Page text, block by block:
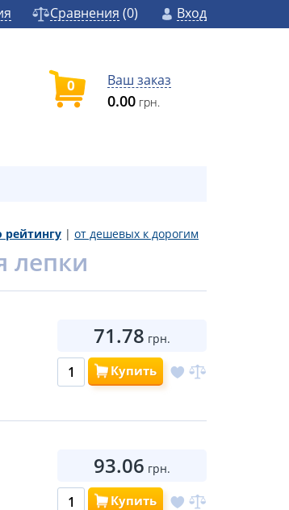
Сравнения (0) Вход
0 Ваш заказ
0.00грн.
рейтингу | от дешевых к дорогим
лепки
71.78 грн.
Купить
93.06 грн.
Купить